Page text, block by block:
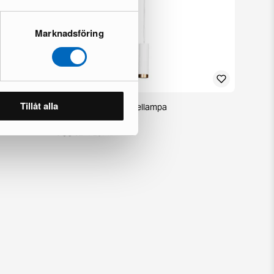
Marknadsföring
Tillåt allaBy Rydéns Puls pendellampa
1 i lager · Nyskick
739 kr 1 207 kr